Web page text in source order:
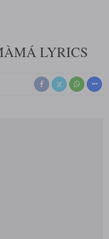
LYRICS